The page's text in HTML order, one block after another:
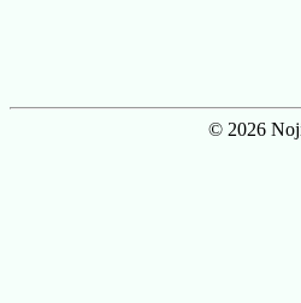
© 2026